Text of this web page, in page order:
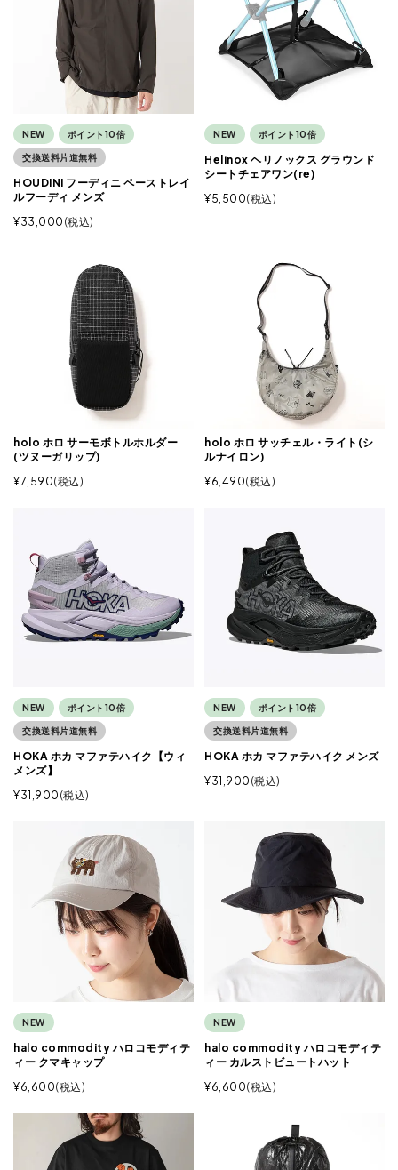
NEW ポイント10倍
交換送料片道無料
HOUDINI フーディニ ペーストレイ
ルフーディ メンズ
¥33,000 税込
NEW ポイント10倍
Helinox ヘリノックス グラウンド
シートチェアワン(re)
¥5,500 税込
holo ホロ サーモボトルホルダー
(ツヌーガリップ)
¥7,590 税込
holo ホロ サッチェル・ライト(シ
ルナイロン)
¥6,490 税込
NEW ポイント10倍
交換送料片道無料
HOKA ホカ マファテハイク【ウィ
メンズ】
¥31,900 税込
NEW ポイント10倍
交換送料片道無料
HOKA ホカ マファテハイク メンズ
¥31,900 税込
NEW
halo commodity ハロコモディテ
ィー クマキャップ
¥6,600 税込
NEW
halo commodity ハロコモディテ
ィー カルストビュートハット
¥6,600 税込